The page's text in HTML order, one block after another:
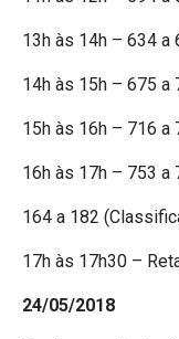
13h às 14h – 634 a
14h às 15h – 675 a
15h às 16h – 716 a
16h às 17h – 753 a
164 a 182
17h às 17h30 –
24/05/2018